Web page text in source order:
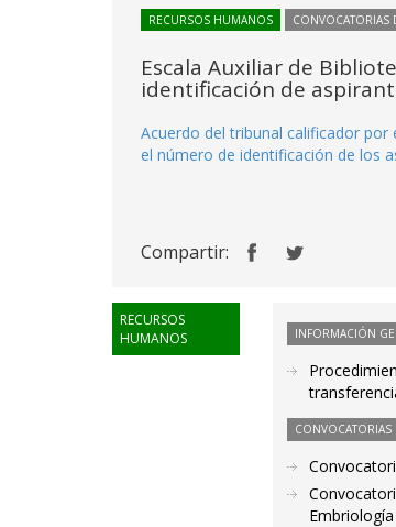
RECURSOS HUMANOS CONVOCATORIAS
Escala Auxiliar de
identificación de
Acuerdo del tribunal calificador
el número de identificación de los
Compartir:
RECURSOS
HUMANOS
INFORMACIÓN